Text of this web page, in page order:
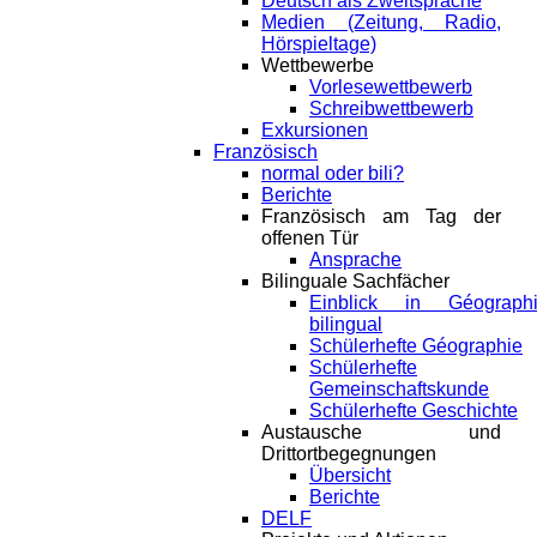
Medien (Zeitung, Radio,
Hörspieltage)
Wettbewerbe
Vorlesewettbewerb
Schreibwettbewerb
Exkursionen
Französisch
normal oder bili?
Berichte
Französisch am Tag der
offenen Tür
Ansprache
Bilinguale Sachfächer
Einblick in
bilingual
Schülerhefte Géographie
Schülerhefte
Gemeinschaftskunde
Schülerhefte Geschichte
Austausche und
Drittortbegegnungen
Übersicht
Berichte
DELF